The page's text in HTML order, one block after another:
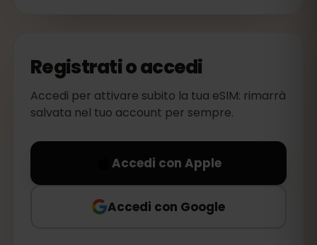
Registrati o accedi
Accedi per attivare subito la tua eSIM: rimarrà
salvata nel tuo account per sempre.
Accedi con Apple
Accedi con Google